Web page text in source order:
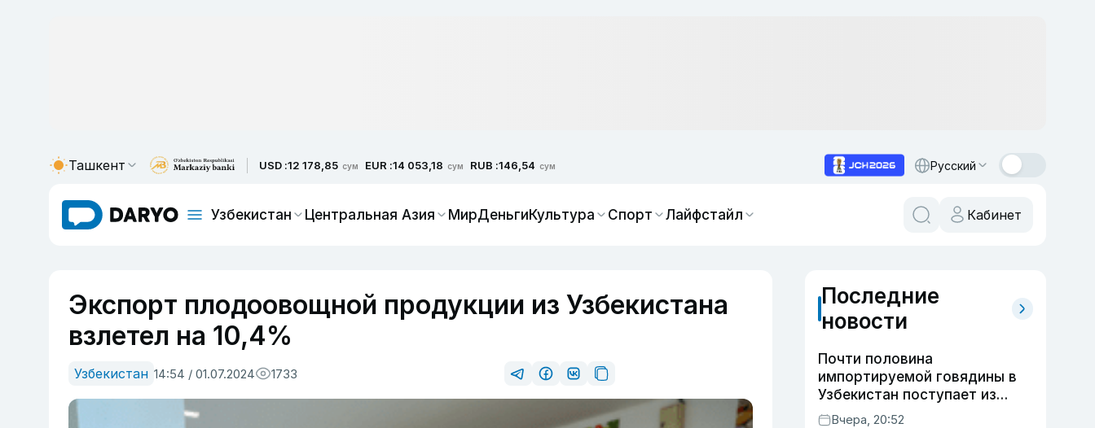
Ташкент USD :12 178,85 сум EUR :14 053,18 сум RUB :146,54 сум Русский
Узбекистан Центральная Азия МирДеньгиКультура Спорт Лайфстайл Кабинет
Экспорт плодоовощной продукции из Узбекистана
взлетел на 10,4%
Узбекистан 14:54 / 01.07.2024 1733
Последние
новости
Почти половина
импортируемой говядины в
Узбекистан поступает из
Индии
Вчера, 20:52